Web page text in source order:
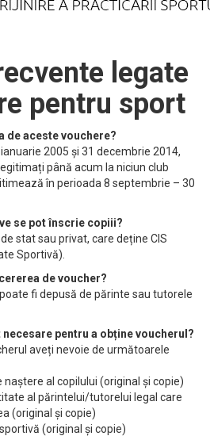
legate
pentru sport
de aceste vouchere?
2005 și 31 decembrie 2014,
până acum la niciun club
în perioada 8 septembrie – 30
se pot înscrie copiii?
de stat sau privat, care deține CIS
Sportivă).
de voucher?
fi depusă de părinte sau tutorele
pentru a obține voucherul?
aveți nevoie de următoarele
naștere al copilului (original și copie)
al părintelui/tutorelui legal care
(original și copie)
(original și copie)